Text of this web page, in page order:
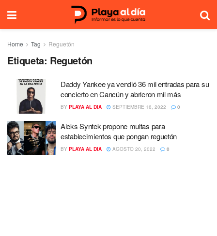
Home Tag Reguetón
Etiqueta: Reguetón
Daddy Yankee ya vendió 36 mil entradas para su
concierto en Cancún y abrieron mil más
BY PLAYA AL DIA SEPTIEMBRE 16, 2022 0
Aleks Syntek propone multas para
establecimientos que pongan reguetón
BY PLAYA AL DIA AGOSTO 20, 2022 0